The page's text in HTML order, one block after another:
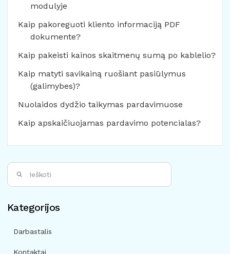
modulyje
Kaip pakoreguoti kliento informaciją PDF
dokumente?
Kaip pakeisti kainos skaitmenų sumą po kablelio?
Kaip matyti savikainą ruošiant pasiūlymus
(galimybes)?
Nuolaidos dydžio taikymas pardavimuose
Kaip apskaičiuojamas pardavimo potencialas?
Kategorijos
Darbastalis
Kontaktai